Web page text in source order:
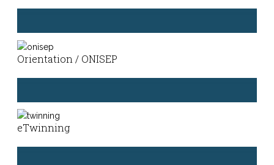
Comment réagir si je suis victime ou témoin de
harcèlement au collège ?
C’est par ici ->
C’est par ici ->
Orientation / ONISEP
Guide « Après la troisième »
Guide « Après la troisième SEGPA »
ONISEP
Kiosque Onisep »
eTwinning